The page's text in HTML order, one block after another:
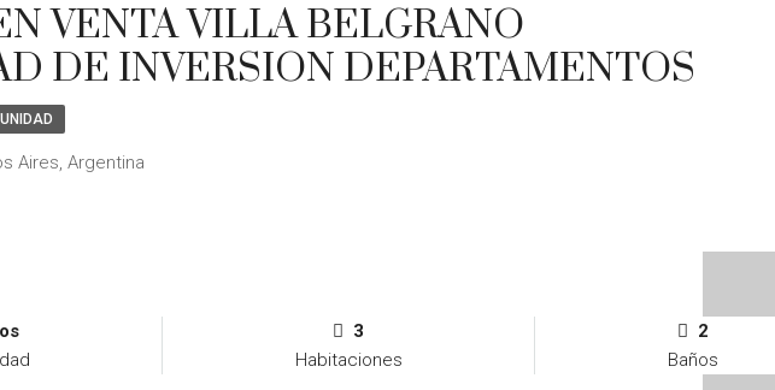
VENTA VILLA BELGRANO
DE INVERSION DEPARTAMENTOS
Aires, Argentina
3
Habitaciones
2
Baños